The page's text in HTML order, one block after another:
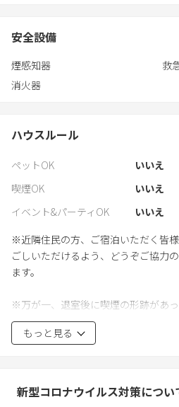
安全設備
煙感知器
救
消火器
ハウスルール
ペットOK
いいえ
喫煙OK
いいえ
イベント&パーティOK
いいえ
※近隣住民の方、ご宿泊いただく皆
ごしいただけるよう、どうぞご協力
ます。
※万が一、退室後に喫煙の形跡があ
泊分の休業補償をご負担頂きます。
・BBQのご利用時間は夜21時までです
・20時からは片づけをして21時には
もっと見る
新型コロナウイルス対策につい